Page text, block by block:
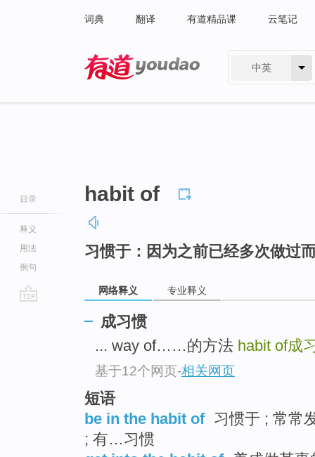
词典 翻译 有道精品课 云笔记
中英
目录
释义
用法
例句
habit of
习惯于：因为之前已经多次做过
网络释义 专业释义
成习惯
... way of……的方法 habit of成
基于12个网页-相关网页
短语
be in the habit of 习惯于 ; 常常
; 有…习惯